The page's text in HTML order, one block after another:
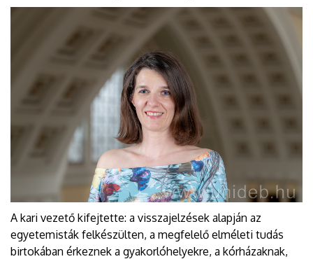
A kari vezető kifejtette: a visszajelzések alapján az
egyetemisták felkészülten, a megfelelő elméleti tudás
birtokában érkeznek a gyakorlóhelyekre, a kórházaknak,